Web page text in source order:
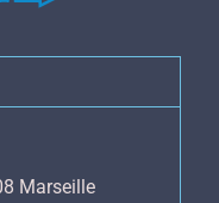
Marseille